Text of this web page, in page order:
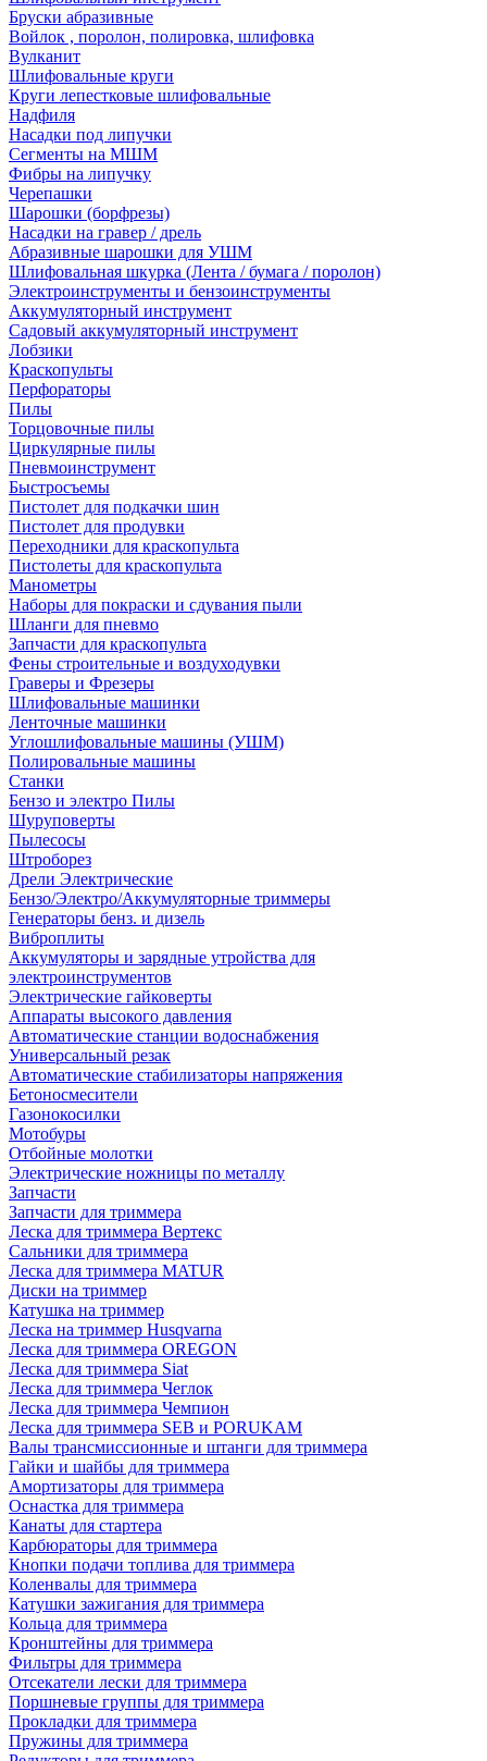
Бруски абразивные
Войлок , поролон, полировка, шлифовка
Вулканит
Шлифовальные круги
Круги лепестковые шлифовальные
Надфиля
Насадки под липучки
Сегменты на МШМ
Фибры на липучку
Черепашки
Шарошки (борфрезы)
Насадки на гравер / дрель
Абразивные шарошки для УШМ
Шлифовальная шкурка (Лента / бумага / поролон)
Электроинструменты и бензоинструменты
Аккумуляторный инструмент
Садовый аккумуляторный инструмент
Лобзики
Краскопульты
Перфораторы
Пилы
Торцовочные пилы
Циркулярные пилы
Пневмоинструмент
Быстросъемы
Пистолет для подкачки шин
Пистолет для продувки
Переходники для краскопульта
Пистолеты для краскопульта
Манометры
Наборы для покраски и сдувания пыли
Шланги для пневмо
Запчасти для краскопульта
Фены строительные и воздуходувки
Граверы и Фрезеры
Шлифовальные машинки
Ленточные машинки
Углошлифовальные машины (УШМ)
Полировальные машины
Станки
Бензо и электро Пилы
Шуруповерты
Пылесосы
Штроборез
Дрели Электрические
Бензо/Электро/Аккумуляторные триммеры
Генераторы бенз. и дизель
Виброплиты
Аккумуляторы и зарядные утройства для
электроинструментов
Электрические гайковерты
Аппараты высокого давления
Автоматические станции водоснабжения
Универсальный резак
Автоматические стабилизаторы напряжения
Бетоносмесители
Газонокосилки
Мотобуры
Отбойные молотки
Электрические ножницы по металлу
Запчасти
Запчасти для триммера
Леска для триммера Вертекс
Сальники для триммера
Леска для триммера MATUR
Диски на триммер
Катушка на триммер
Леска на триммер Husqvarna
Леска для триммера OREGON
Леска для триммера Siat
Леска для триммера Чеглок
Леска для триммера Чемпион
Леска для триммера SEB и PORUKAM
Валы трансмиссионные и штанги для триммера
Гайки и шайбы для триммера
Амортизаторы для триммера
Оснастка для триммера
Канаты для стартера
Карбюраторы для триммера
Кнопки подачи топлива для триммера
Коленвалы для триммера
Катушки зажигания для триммера
Кольца для триммера
Кронштейны для триммера
Фильтры для триммера
Отсекатели лески для триммера
Поршневые группы для триммера
Прокладки для триммера
Пружины для триммера